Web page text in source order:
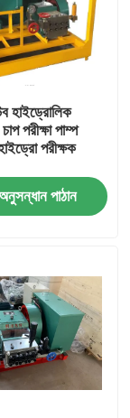
হাইড্রোলিক
পরীক্ষা পাম্প
পরীক্ষক
পাঠান